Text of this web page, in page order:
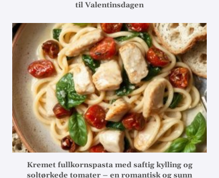
til Valentinsdagen
Kremet fullkornspasta med saftig kylling og
soltørkede tomater – en romantisk og sunn